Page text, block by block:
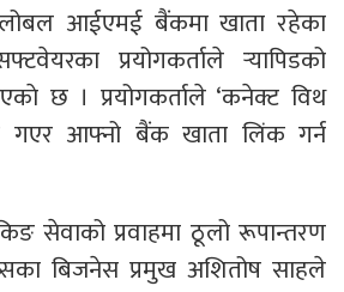
आईएमई बैंकमा खाता रहेका
प्रयोगकर्ताले र्‍यापिडको
छ । प्रयोगकर्ताले ‘कनेक्ट विथ
गएर आफ्नो बैंक खाता लिंक गर्न
सेवाको प्रवाहमा ठूलो रूपान्तरण
बिजनेस प्रमुख अशितोष साहले